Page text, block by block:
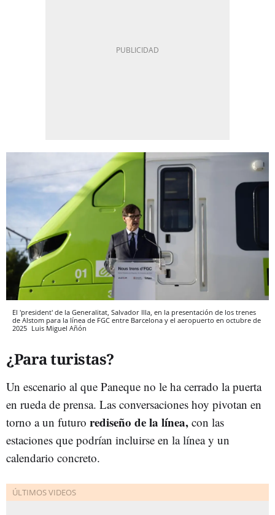
El 'president' de la Generalitat, Salvador Illa, en la presentación de los trenes
de Alstom para la línea de FGC entre Barcelona y el aeropuerto en octubre de
2025 Luis Miguel Añón
¿Para turistas?
Un escenario al que Paneque no le ha cerrado la puerta
en rueda de prensa. Las conversaciones hoy pivotan en
torno a un futuro rediseño de la línea, con las
estaciones que podrían incluirse en la línea y un
calendario concreto.